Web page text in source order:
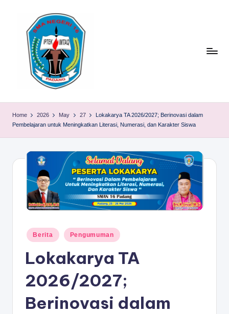
M
A
D
A
N
G
Home 2026 May 27
Lokakarya TA 2026/2027; Berinovasi dalam
Pembelajaran untuk Meningkatkan Literasi, Numerasi, dan Karakter Siswa
Posted
in
Berita Pengumuman
Lokakarya TA
2026/2027;
Berinovasi dalam